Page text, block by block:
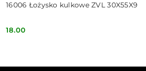
16006 Łożysko kulkowe ZVL 30X55X9
Cena:
18.00